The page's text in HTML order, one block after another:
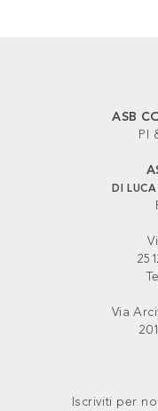
ASB
PI
DI
Via
Iscriviti per